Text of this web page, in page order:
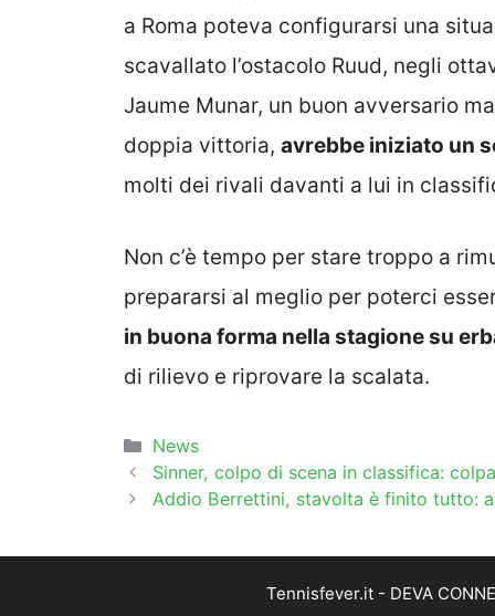
a Roma poteva configurarsi una
scavallato l’ostacolo Ruud, negli
Jaume Munar, un buon avversario
doppia vittoria, avrebbe iniziato un
molti dei rivali davanti a lui in
Non c’è tempo per stare troppo a
prepararsi al meglio per poterci
in buona forma nella stagione su
di rilievo e riprovare la scalata.
Categorie
News
Sinner, colpo di scena in classifica:
Addio Berrettini, stavolta è finito tutto:
Tennisfever.it - DEVA